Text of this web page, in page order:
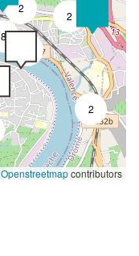
2
2
2
8
Openstreetmapcontributors